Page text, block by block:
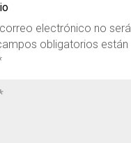
electrónico no será
obligatorios están